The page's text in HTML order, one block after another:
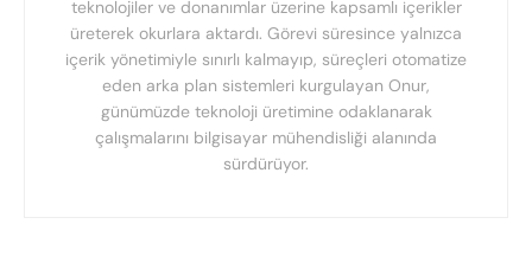
teknolojiler ve donanımlar üzerine kapsamlı içerikler
üreterek okurlara aktardı. Görevi süresince yalnızca
içerik yönetimiyle sınırlı kalmayıp, süreçleri otomatize
eden arka plan sistemleri kurgulayan Onur,
günümüzde teknoloji üretimine odaklanarak
çalışmalarını bilgisayar mühendisliği alanında
sürdürüyor.